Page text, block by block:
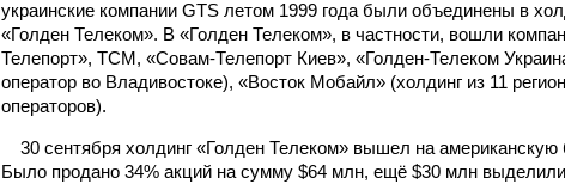
украинские компании GTS летом 1999 года были объединены в
«Голден Телеком». В «Голден Телеком», в частности, вошли
Телепорт», ТСМ, «Совам-Телепорт Киев», «Голден-Телеком
оператор во Владивостоке), «Восток Мобайл» (холдинг из 11
операторов).
30 сентября холдинг «Голден Телеком» вышел на
Было продано 34% акций на сумму $64 млн, ещё $30 млн выделили